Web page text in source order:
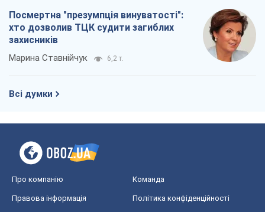
Посмертна "презумпція винуватості":
хто дозволив ТЦК судити загиблих
захисників
Марина Ставнійчук 6,2 т.
Всі думки
Про компанію Команда
Правова інформація Політика конфіденційності